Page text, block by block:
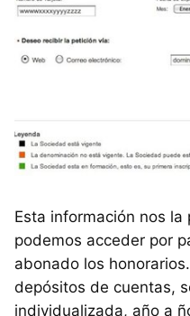
Esta información nos
podemos acceder por
abonado los
depósitos de cuentas,
individualizada, año a